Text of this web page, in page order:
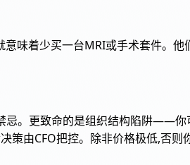
味着少买一台MRI或手术套件。
。更致命的是组织结构陷阱——
由CFO把控。除非价格极低,否则